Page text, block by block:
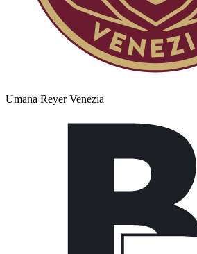
Umana Reyer Venezia